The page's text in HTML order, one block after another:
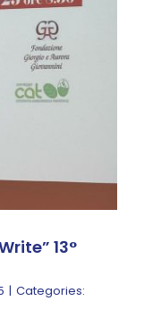
13°
| Categories: